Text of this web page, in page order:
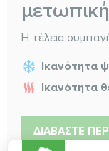
Η τέλεια
Ικανότητα
Ικανότητα
ΔΙΑΒΆΣΤΕ